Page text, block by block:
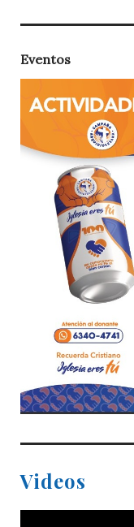
Eventos
Videos